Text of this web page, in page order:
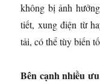
không bị ảnh
tiết, xung điện từ
tải, có thể tùy biến
Bên cạnh nhiều